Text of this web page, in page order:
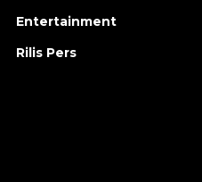
Entertainment
Rilis Pers